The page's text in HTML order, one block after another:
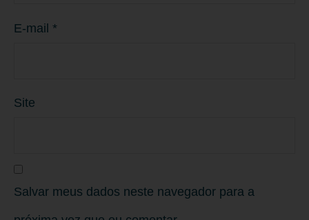
E-mail *
Site
Salvar meus dados neste navegador para a